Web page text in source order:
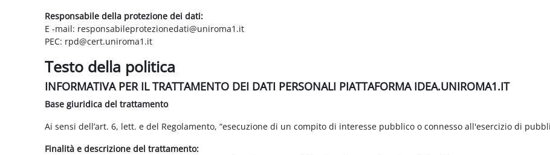
Responsabile della protezione dei dati:
E -mail: responsabileprotezionedati@uniroma1.it
PEC: rpd@cert.uniroma1.it
Testo della politica
INFORMATIVA PER IL TRATTAMENTO DEI DATI PERSONALI PIATTAFORMA IDEA.UNIROMA1.IT
Base giuridica del trattamento
Ai sensi dell’art. 6, lett. e del Regolamento, “esecuzione di un compito di interesse pubblico o connesso all'esercizio di
Finalità e descrizione del trattamento: